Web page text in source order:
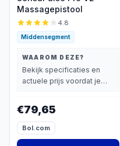
Massagepistool
4.8
Middensegment
WAAROM DEZE?
Bekijk specificaties en
actuele prijs voordat je
€79,65
Bol.com